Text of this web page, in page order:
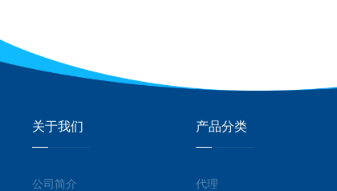
关于我们
公司简介
产品分类
代理